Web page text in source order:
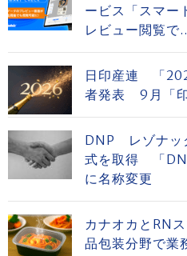
ービス「スマー
レビュー閲覧で
日印産連 「
者発表 9月「印
DNP レゾナッ
式を取得 「
に名称変更
カナオカとRN
品包装分野で